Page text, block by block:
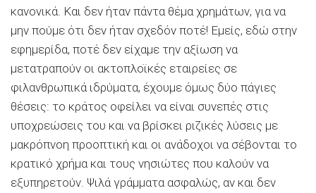
κανονικά. Και δεν ήταν πάντα θέμα χρημάτων, για να
μην πούμε ότι δεν ήταν σχεδόν ποτέ! Εμείς, εδώ στην
εφημερίδα, ποτέ δεν είχαμε την αξίωση να
μετατραπούν οι ακτοπλοϊκές εταιρείες σε
φιλανθρωπικά ιδρύματα, έχουμε όμως δύο πάγιες
θέσεις: το κράτος οφείλει να είναι συνεπές στις
υποχρεώσεις του και να βρίσκει ριζικές λύσεις με
μακρόπνοη προοπτική και οι ανάδοχοι να σέβονται το
κρατικό χρήμα και τους νησιώτες που καλούν να
εξυπηρετούν. Ψιλά γράμματα ασφαλώς, αν και δεν